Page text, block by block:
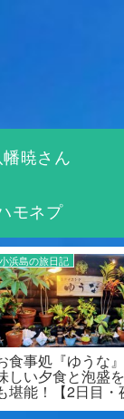
幡暁さん
モネプ
小浜島の旅日記
小浜島の旅3】は
ぶしホテルでの
☆夕食は「ゆうな
2日目】